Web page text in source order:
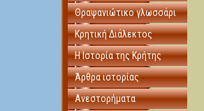
Θραψανιώτικο γλωσσάρι
Κρητική Διάλεκτος
Η Ιστορία της Κρήτης
Άρθρα ιστορίας
Ανεστορήματα